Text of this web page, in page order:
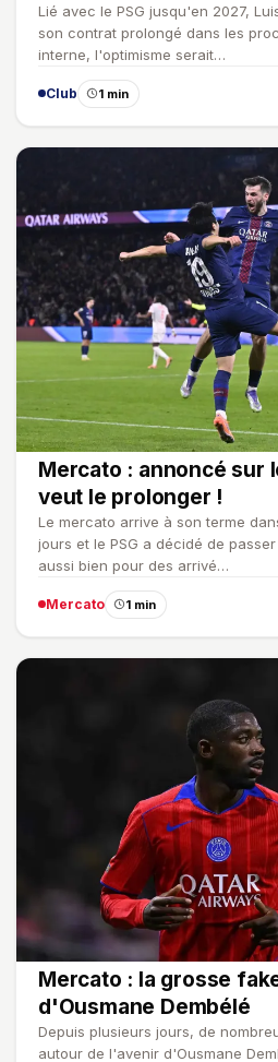
Lié avec le PSG jusqu'en 2027,
son contrat prolongé dans les
interne, l'optimisme serait…
Club 1 min
Mercato : annoncé sur
veut le prolonger !
Le mercato arrive à son terme
jours et le PSG a décidé de
aussi bien pour des arrivé…
Mercato 1 min
Mercato : la grosse
d'Ousmane Dembélé
Depuis plusieurs jours, de
autour de l'avenir d'Ousmane